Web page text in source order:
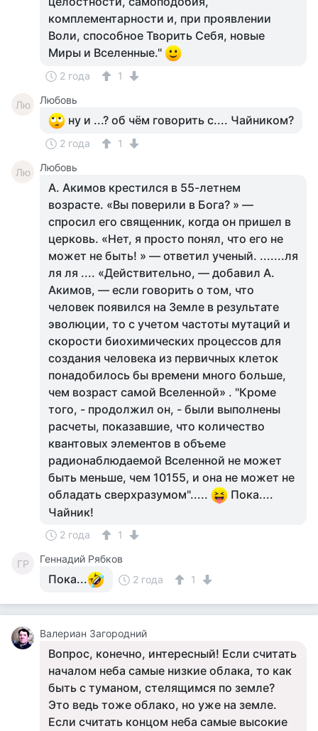
комплементарности и, при проявлении
Воли, способное Творить Себя, новые
Миры и Вселенные."
2 года 1
Лю Любовь
ну и ...? об чём говорить с.... Чайником?
2 года 1
Лю Любовь
А. Акимов крестился в 55-летнем
возрасте. «Вы поверили в Бога? » —
спросил его священник, когда он пришел в
церковь. «Нет, я просто понял, что его не
может не быть! » — ответил ученый. .......ля
ля ля .... «Действительно, — добавил А.
Акимов, — если говорить о том, что
человек появился на Земле в результате
эволюции, то с учетом частоты мутаций и
скорости биохимических процессов для
создания человека из первичных клеток
понадобилось бы времени много больше,
чем возраст самой Вселенной» . "Кроме
того, - продолжил он, - были выполнены
расчеты, показавшие, что количество
квантовых элементов в объеме
радионаблюдаемой Вселенной не может
быть меньше, чем 10155, и она не может не
обладать сверхразумом".....
Пока....
Чайник!
2 года 1
ГР Геннадий Рябков
Пока... 2 года 1
Валериан Загородний
Вопрос, конечно, интересный! Если считать
началом неба самые низкие облака, то как
быть с туманом, стелящимся по земле?
Это ведь тоже облако, но уже на земле.
Если считать концом неба самые высокие